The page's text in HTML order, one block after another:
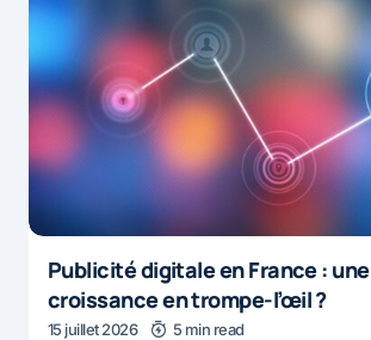
Publicité digitale en France : une
croissance en trompe-l’œil ?
15 juillet 2026 5 min read